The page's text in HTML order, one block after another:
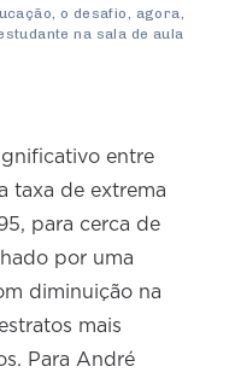
o desafio, agora,
na sala de aula
entre
taxa de extrema
para cerca de
por uma
diminuição na
mais
Para André